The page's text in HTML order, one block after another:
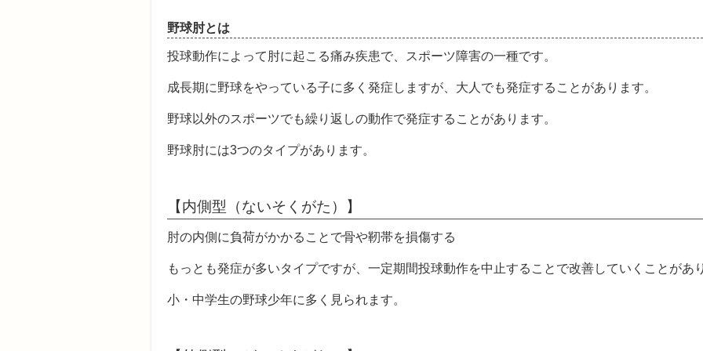
野球肘とは
投球動作によって肘に起こる痛み疾患で、スポーツ障害の一種です。
成長期に野球をやっている子に多く発症しますが、大人でも発症することがあります。
野球以外のスポーツでも繰り返しの動作で発症することがあります。
野球肘には3つのタイプがあります。
【内側型（ないそくがた）】
肘の内側に負荷がかかることで骨や靭帯を損傷する
もっとも発症が多いタイプですが、一定期間投球動作を中止することで改善していくことがあ
小・中学生の野球少年に多く見られます。